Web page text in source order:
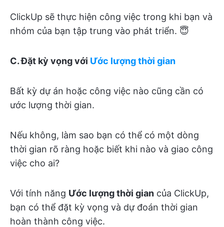
ClickUp sẽ thực hiện công việc trong khi bạn và
nhóm của bạn tập trung vào phát triển. 😇
C. Đặt kỳ vọng với Ước lượng thời gian
Bất kỳ dự án hoặc công việc nào cũng cần có
ước lượng thời gian.
Nếu không, làm sao bạn có thể có một dòng
thời gian rõ ràng hoặc biết khi nào và giao công
việc cho ai?
Với tính năng Ước lượng thời gian của ClickUp,
bạn có thể đặt kỳ vọng và dự đoán thời gian
hoàn thành công việc.